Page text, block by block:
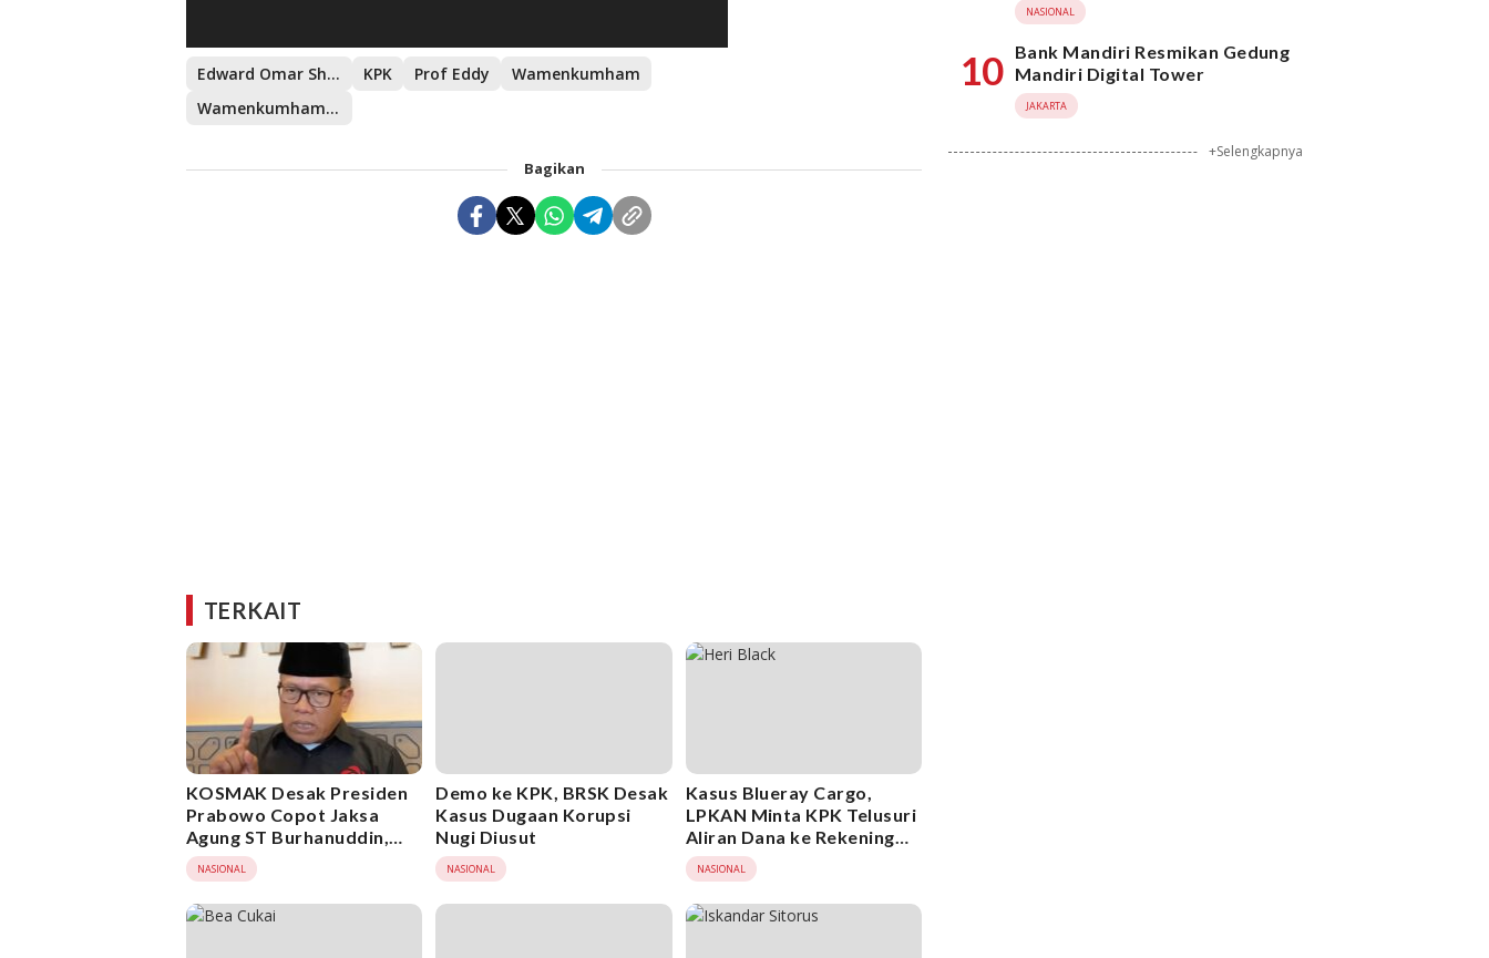
Edward Omar Sharif Hiariej KPK Prof Eddy
Wamenkumham
Wamenkumham tersangka
Bagikan
TERKAIT
KOSMAK Desak Presiden
Prabowo Copot Jaksa
Agung ST Burhanuddin,
Minta KPK Ambil Alih
Kasus Febrie Adriansyah
NASIONAL
Demo ke KPK, BRSK Desak
Kasus Dugaan Korupsi
Nugi Diusut
NASIONAL
Kasus Blueray Cargo,
LPKAN Minta KPK Telusuri
Aliran Dana ke Rekening
Heri Black
NASIONAL
NASIONAL
10 Bank Mandiri Resmikan Gedung
Mandiri Digital Tower
JAKARTA
+Selengkapnya